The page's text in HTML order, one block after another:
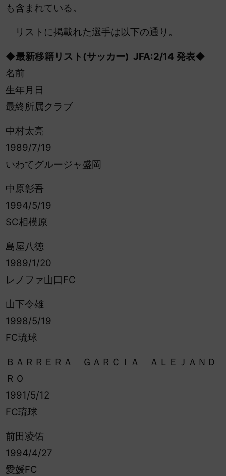
も含まれている。
リストに掲載れた選手は以下の通り。
◆最新移籍リスト(サッカー) JFA:2/14 発表◆
名前
生年月日
最終所属クラブ
中村太亮
1989/7/19
いわてグルージャ盛岡
中原彰吾
1994/5/19
SC相模原
島屋八徳
1989/1/20
レノファ山口FC
山下令雄
1998/5/19
FC琉球
ＢＡＲＲＥＲＡ ＧＡＲＣＩＡ ＡＬＥＪＡＮＤ
ＲＯ
1991/5/12
FC琉球
前田凌佑
1994/4/27
愛媛FC